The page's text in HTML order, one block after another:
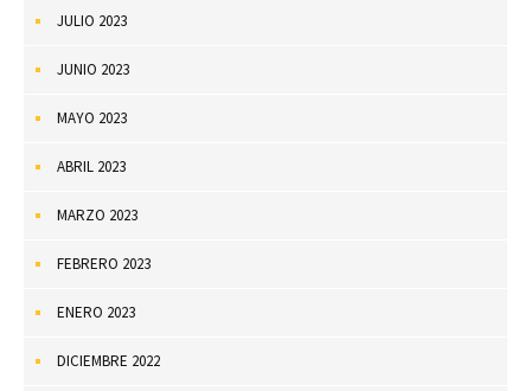
JULIO 2023
JUNIO 2023
MAYO 2023
ABRIL 2023
MARZO 2023
FEBRERO 2023
ENERO 2023
DICIEMBRE 2022